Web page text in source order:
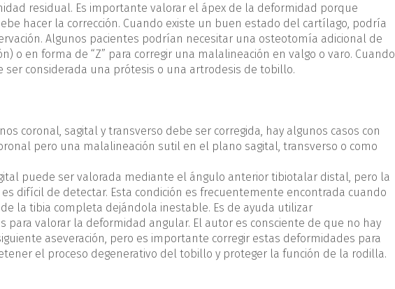
residual. Es importante valorar el ápex de la deformidad porque
hacer la corrección. Cuando existe un buen estado del cartílago, podría
Algunos pacientes podrían necesitar una osteotomía adicional de
o en forma de “Z” para corregir una malalineación en valgo o varo. Cuando
considerada una prótesis o una artrodesis de tobillo.
coronal, sagital y transverso debe ser corregida, hay algunos casos con
pero una malalineación sutil en el plano sagital, transverso o como
puede ser valorada mediante el ángulo anterior tibiotalar distal, pero la
difícil de detectar. Esta condición es frecuentemente encontrada cuando
la tibia completa dejándola inestable. Es de ayuda utilizar
para valorar la deformidad angular. El autor es consciente de que no hay
aseveración, pero es importante corregir estas deformidades para
el proceso degenerativo del tobillo y proteger la función de la rodilla.